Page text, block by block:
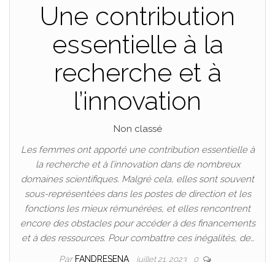
Une contribution
essentielle à la
recherche et à
l’innovation
Non classé
Les femmes ont apporté une contribution essentielle à
la recherche et à l’innovation dans de nombreux
domaines scientifiques. Malgré cela, elles sont souvent
sous-représentées dans les postes de direction et les
fonctions les mieux rémunérées, et elles rencontrent
encore des obstacles pour accéder à des financements
et à des ressources. Pour combattre ces inégalités, de…
Par FANDRESENA juillet 21, 2023 0